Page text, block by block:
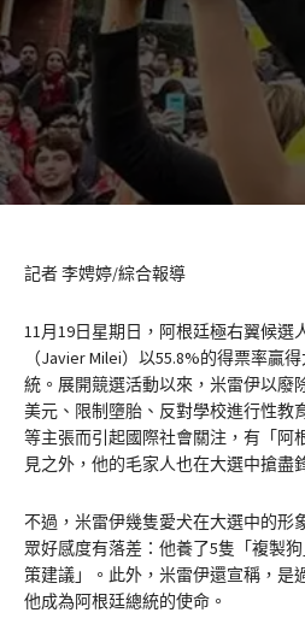
記者 李娉婷/綜合報導
11月19日星期日，阿根廷極右翼候選
（Javier Milei）以55.8%的得票率贏
統。展開競選活動以來，米雷伊以廢
美元、限制墮胎、反對學校進行性教
等主張而引起國際社會關注，有「阿
見之外，他的毛家人也在大選中搶盡
不過，米雷伊幾隻愛犬在大選中的形
眾好感度有落差：他養了5隻「複製
策建議」。此外，米雷伊還宣稱，是
他成為阿根廷總統的使命。